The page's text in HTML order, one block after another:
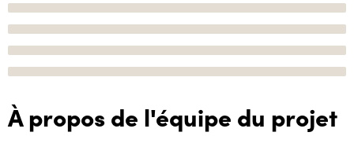
À propos de l'équipe du projet